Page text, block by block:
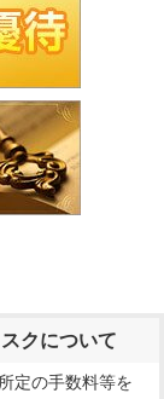
クについて
定の手数料等を